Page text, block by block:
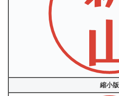
縮小版